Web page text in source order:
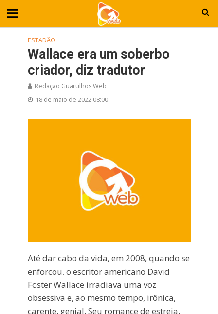
ESTADÃO
Wallace era um soberbo
criador, diz tradutor
Redação Guarulhos Web
18 de maio de 2022 08:00
Até dar cabo da vida, em 2008, quando se
enforcou, o escritor americano David
Foster Wallace irradiava uma voz
obsessiva e, ao mesmo tempo, irônica,
carente, genial. Seu romance de estreia,